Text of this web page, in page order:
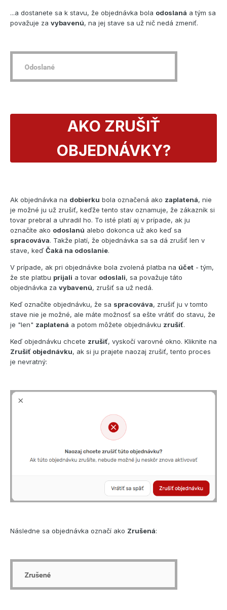
...a dostanete sa k stavu, že objednávka bola odoslaná a tým sa
považuje za vybavenú, na jej stave sa už nič nedá zmeniť.
AKO ZRUŠIŤ
OBJEDNÁVKY?
Ak objednávka na dobierku bola označená ako zaplatená, nie
je možné ju už zrušiť, keďže tento stav oznamuje, že zákazník si
tovar prebral a uhradil ho. To isté platí aj v prípade, ak ju
označíte ako odoslanú alebo dokonca už ako keď sa
spracováva. Takže platí, že objednávka sa sa dá zrušiť len v
stave, keď Čaká na odoslanie.
V prípade, ak pri objednávke bola zvolená platba na účet - tým,
že ste platbu prijali a tovar odoslali, sa považuje táto
objednávka za vybavenú, zrušiť sa už nedá.
Keď označíte objednávku, že sa spracováva, zrušiť ju v tomto
stave nie je možné, ale máte možnosť sa ešte vrátiť do stavu, že
je "len" zaplatená a potom môžete objednávku zrušiť.
Keď objednávku chcete zrušiť, vyskočí varovné okno. Kliknite na
Zrušiť objednávku, ak si ju prajete naozaj zrušiť, tento proces
je nevratný:
Následne sa objednávka označí ako Zrušená: